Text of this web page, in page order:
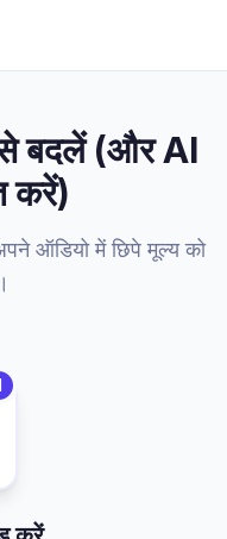
बदलें (और AI
करें)
ऑडियो में छिपे मूल्य को